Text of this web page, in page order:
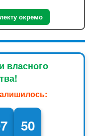
окремо
власного
49